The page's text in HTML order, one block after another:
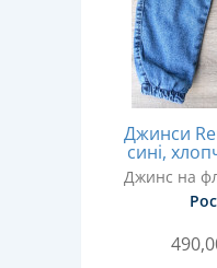
Джинси
сині,
Джинс на